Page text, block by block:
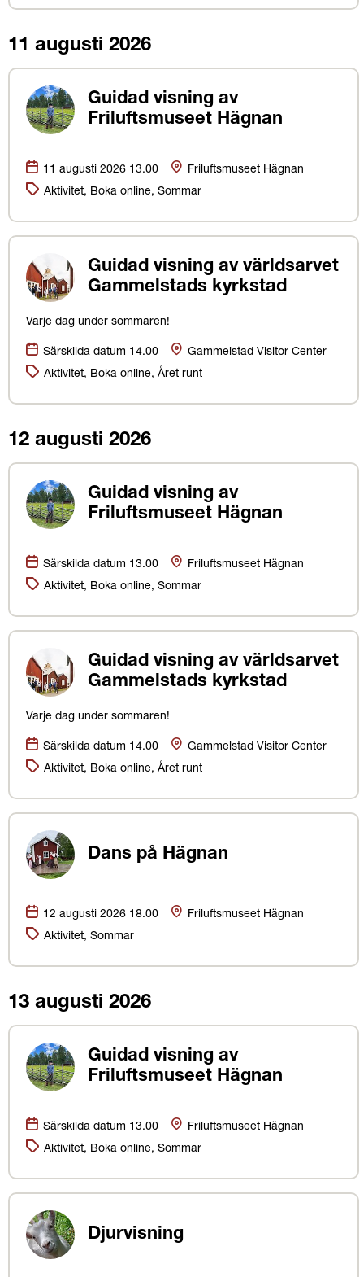
11 augusti 2026
Guidad visning av
Friluftsmuseet Hägnan
Datum:
11 augusti 2026 13.00 Plats
Friluftsmuseet Hägnan
Kategorier:
Aktivitet, Boka online, Sommar
Guidad visning av världsarvet
Gammelstads kyrkstad
Varje dag under sommaren!
Datum:
Särskilda datum 14.00 Plats
Gammelstad Visitor Center
Kategorier:
Aktivitet, Boka online, Året runt
12 augusti 2026
Guidad visning av
Friluftsmuseet Hägnan
Datum:
Särskilda datum 13.00 Plats
Friluftsmuseet Hägnan
Kategorier:
Aktivitet, Boka online, Sommar
Guidad visning av världsarvet
Gammelstads kyrkstad
Varje dag under sommaren!
Datum:
Särskilda datum 14.00 Plats
Gammelstad Visitor Center
Kategorier:
Aktivitet, Boka online, Året runt
Dans på Hägnan
Datum:
12 augusti 2026 18.00 Plats
Friluftsmuseet Hägnan
Kategorier:
Aktivitet, Sommar
13 augusti 2026
Guidad visning av
Friluftsmuseet Hägnan
Datum:
Särskilda datum 13.00 Plats
Friluftsmuseet Hägnan
Kategorier:
Aktivitet, Boka online, Sommar
Djurvisning